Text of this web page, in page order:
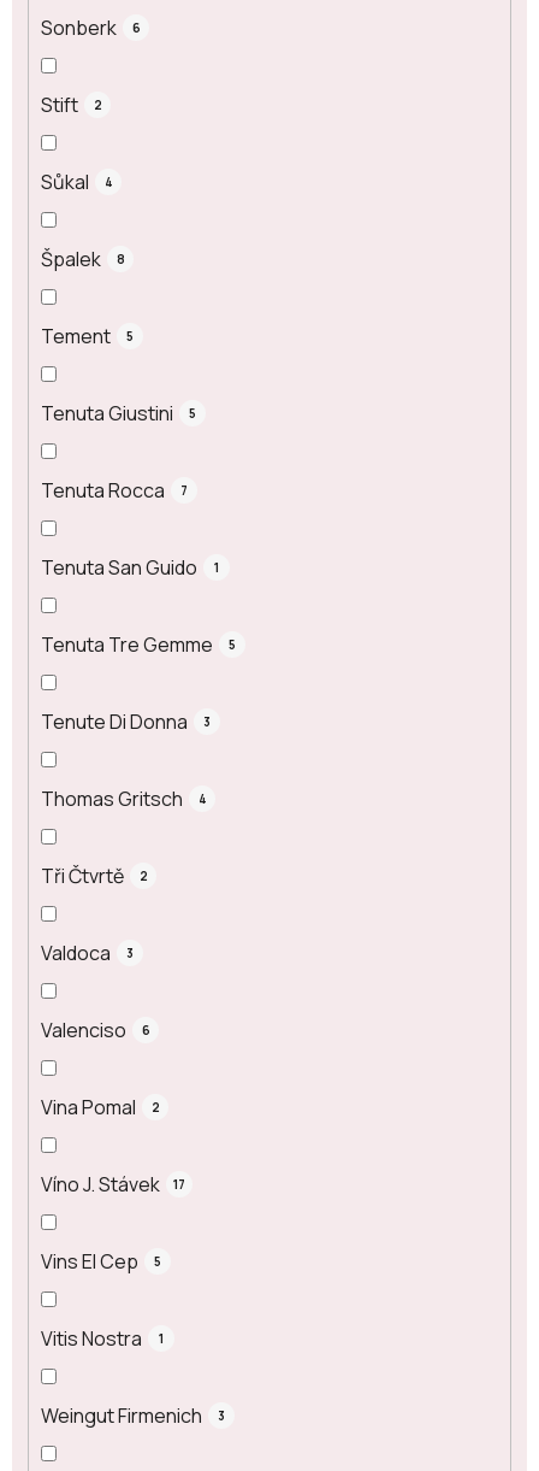
Sonberk 6
Stift 2
Sůkal 4
Špalek 8
Tement 5
Tenuta Giustini 5
Tenuta Rocca 7
Tenuta San Guido 1
Tenuta Tre Gemme 5
Tenute Di Donna 3
Thomas Gritsch 4
Tři Čtvrtě 2
Valdoca 3
Valenciso 6
Vina Pomal 2
Víno J. Stávek 17
Vins El Cep 5
Vitis Nostra 1
Weingut Firmenich 3